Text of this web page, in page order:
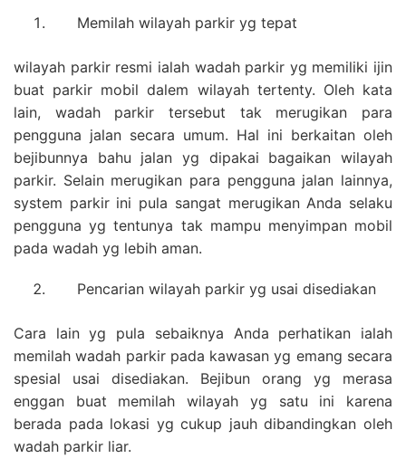
Memilah wilayah parkir yg tepat
wilayah parkir resmi ialah wadah parkir yg memiliki ijin
buat parkir mobil dalem wilayah tertenty. Oleh kata
lain, wadah parkir tersebut tak merugikan para
pengguna jalan secara umum. Hal ini berkaitan oleh
bejibunnya bahu jalan yg dipakai bagaikan wilayah
parkir. Selain merugikan para pengguna jalan lainnya,
system parkir ini pula sangat merugikan Anda selaku
pengguna yg tentunya tak mampu menyimpan mobil
pada wadah yg lebih aman.
Pencarian wilayah parkir yg usai disediakan
Cara lain yg pula sebaiknya Anda perhatikan ialah
memilah wadah parkir pada kawasan yg emang secara
spesial usai disediakan. Bejibun orang yg merasa
enggan buat memilah wilayah yg satu ini karena
berada pada lokasi yg cukup jauh dibandingkan oleh
wadah parkir liar.